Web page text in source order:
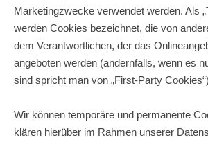
Marketingzwecke verwendet werden. Als
werden Cookies bezeichnet, die von
dem Verantwortlichen, der das
angeboten werden (andernfalls, wenn es
sind spricht man von „First-Party
Wir können temporäre und permanente
klären hierüber im Rahmen unserer